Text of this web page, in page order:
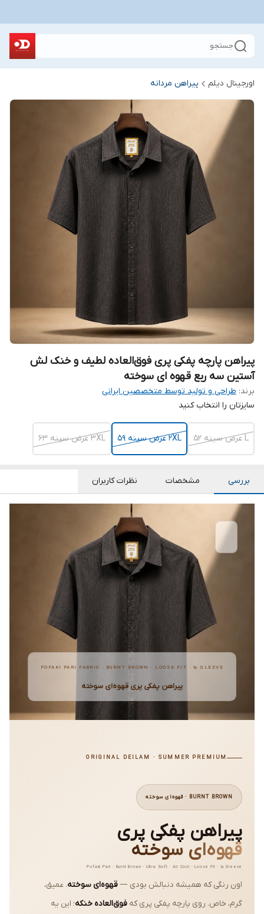
جستجو
اورجینال دیلم پیراهن مردانه
پیراهن پارچه پفکی پری فوق‌العاده لطیف و خنک لش
آستین سه ربع قهوه ای سوخته
برند: طراحی و تولید توسط متخصصین ایرانی
سایزتان را انتخاب کنید
L عرض سینه ۵۲ 2XL عرض سینه ۵۹ 3XL عرض سینه 63
بررسی مشخصات نظرات کاربران
POFAKI PARI FABRIC · BURNT BROWN · LOOSE FIT · ¾ SLEEVE
پیراهن پفکی پری قهوه‌ای سوخته
ORIGINAL DEILAM · SUMMER PREMIUM
BURNT BROWN · قهوه‌ای سوخته
پیراهن پفکی پری
قهوه‌ای سوخته
Pofaki Pari · Burnt Brown · Ultra Soft · Air Cool · Loose Fit · ¾ Sleeve
اون رنگی که همیشه دنبالش بودی —قهوه‌ای سوخته. عمیق،
گرم، خاص. روی پارچه پفکی پری که فوق‌العاده خنکه؛ این یه